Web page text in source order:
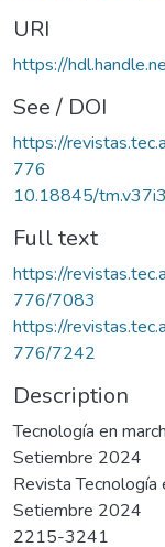
URI
https://
See / DOI
https://
776
10.18845/
Full text
https://
776/7083
https://
776/7242
Description
Tecnología en
Setiembre 2024
Revista
Setiembre 2024
2215-3241